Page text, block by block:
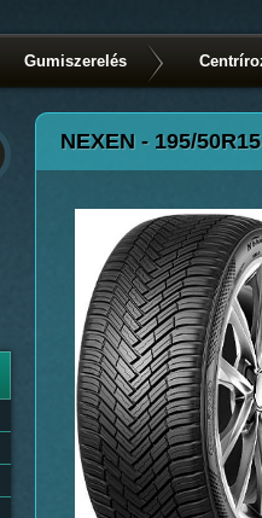
Gumiszerelés
NEXEN - 195/